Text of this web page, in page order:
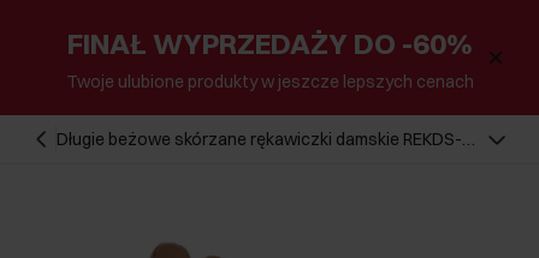
FINAŁ WYPRZEDAŻY DO -60%
Twoje ulubione produkty w jeszcze lepszych cenach
Długie beżowe skórzane rękawiczki damskie REKDS-